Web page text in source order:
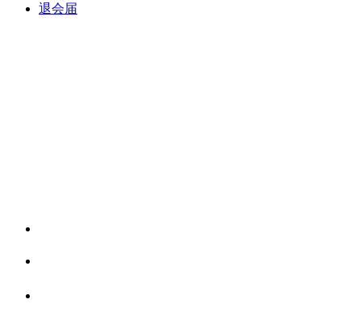
退会届